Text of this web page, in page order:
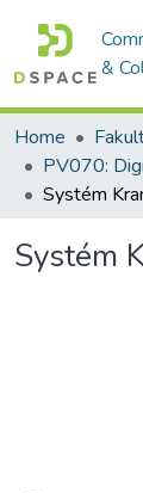
&
Home
PV070:
Systém
Systém